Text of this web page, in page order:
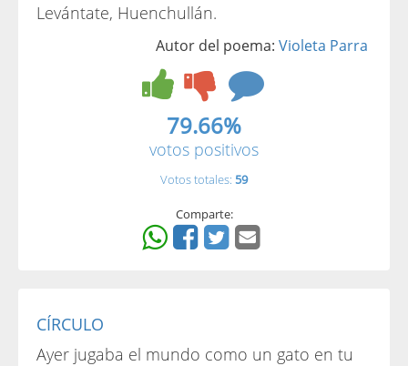
Levántate, Huenchullán.
Autor del poema: Violeta Parra
79.66%
votos positivos
Votos totales: 59
Comparte:
CÍRCULO
Ayer jugaba el mundo como un gato en tu